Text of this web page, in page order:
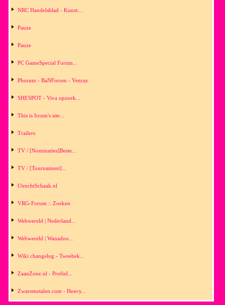
NRC Handelsblad - Kunst:...
Pauze
Pauze
PC GameSpecial Forum...
Phorum - BaNForum - Venray
SHESPOT - Viva opzoek...
This is Irrum's site...
Trailers
TV / [Nominaties]Beste...
TV / [Tournament]...
UtrechtSchaak.nl
VRG-Forum :: Zoeken
Webwereld | Nederland...
Webwereld | Wanadoo...
Wiki changelog - Tweehek...
ZaanZone.nl - Profiel...
Zwaremetalen.com - Heavy...